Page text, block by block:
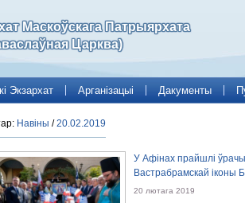
Маскоўскага Патрыярхата
Царква)
Экзархат Арганізацыі Дакументы
Навіны /20.02.2019
У Афінах прайшлі
Вастрабрамскай іконы
20 лютага 2019